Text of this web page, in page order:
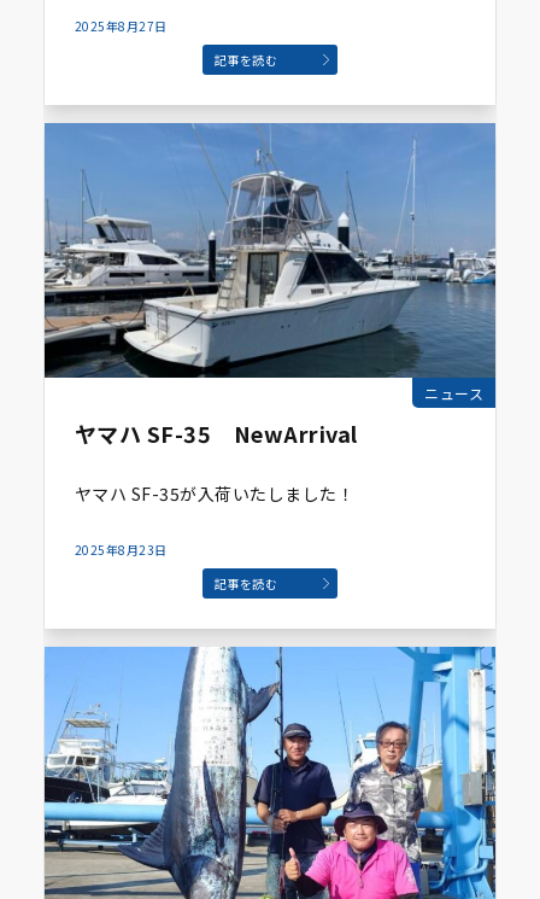
2025年8月27日
記事を読む
ニュース
ヤマハ SF-35 NewArrival
ヤマハ SF-35が入荷いたしました！
2025年8月23日
記事を読む